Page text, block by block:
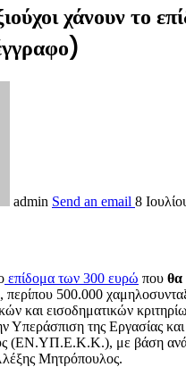
χάνουν το
admin Send an email 8
επίδομα των 300 ευρώ που θα
, περίπου 500.000
και εισοδηματικών
Υπεράσπιση της Εργασίας
(ΕΝ.ΥΠ.Ε.Κ.Κ.), με βάση
Μητρόπουλος.